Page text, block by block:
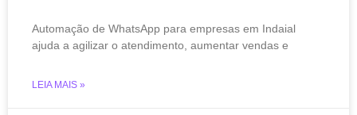
Automação de WhatsApp para empresas em Indaial
ajuda a agilizar o atendimento, aumentar vendas e
LEIA MAIS »